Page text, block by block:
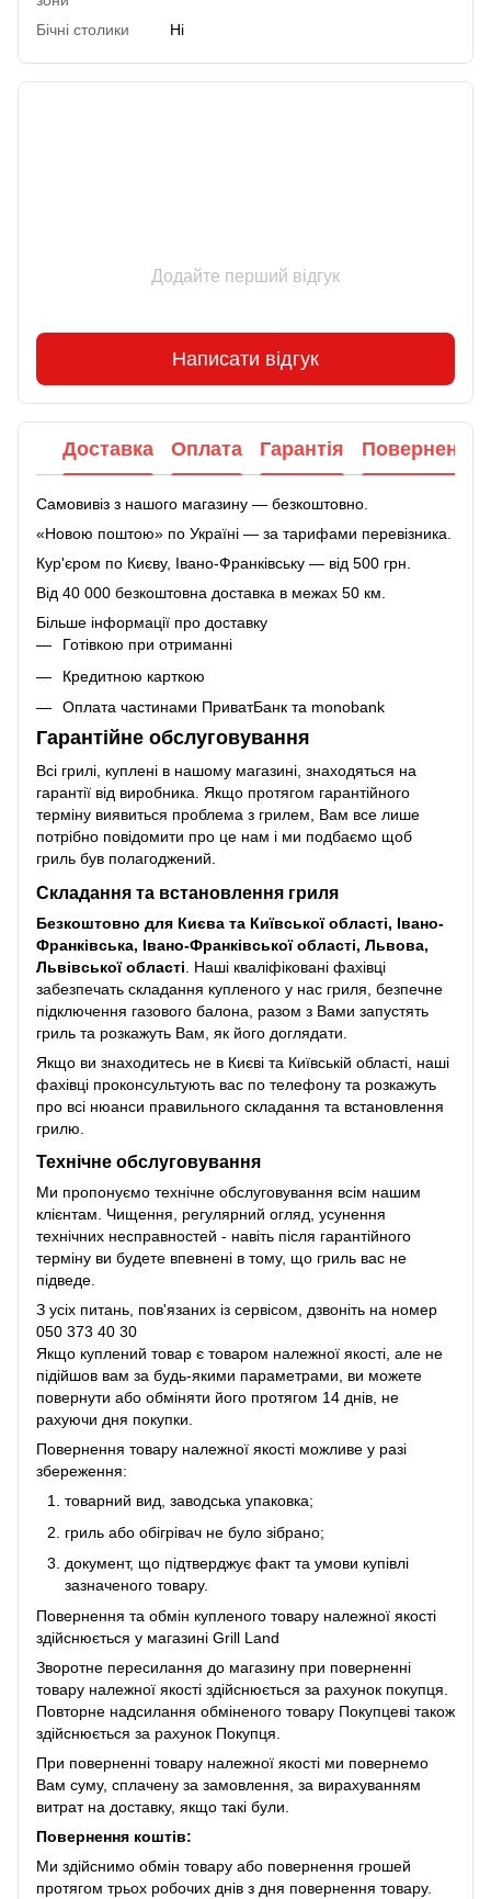
Бічні столики
Ні
Додайте перший відгук
Написати відгук
Доставка Оплата Гарантія Повернення
Самовивіз з нашого магазину — безкоштовно.
«Новою поштою» по Україні — за тарифами перевізника.
Кур'єром по Києву, Івано-Франківську — від 500 грн.
Від 40 000 безкоштовна доставка в межах 50 км.
Більше інформації про доставку
Готівкою при отриманні
Кредитною карткою
Оплата частинами ПриватБанк та monobank
Гарантійне обслуговування
Всі грилі, куплені в нашому магазині, знаходяться на
гарантії від виробника. Якщо протягом гарантійного
терміну виявиться проблема з грилем, Вам все лише
потрібно повідомити про це нам і ми подбаємо щоб
гриль був полагоджений.
Складання та встановлення гриля
Безкоштовно для Києва та Київської області, Івано-
Франківська, Івано-Франківської області, Львова,
Львівської області . Наші кваліфіковані фахівці
забезпечать складання купленого у нас гриля, безпечне
підключення газового балона, разом з Вами запустять
гриль та розкажуть Вам, як його доглядати.
Якщо ви знаходитесь не в Києві та Київській області, наші
фахівці проконсультують вас по телефону та розкажуть
про всі нюанси правильного складання та встановлення
грилю.
Технічне обслуговування
Ми пропонуємо технічне обслуговування всім нашим
клієнтам. Чищення, регулярний огляд, усунення
технічних несправностей - навіть після гарантійного
терміну ви будете впевнені в тому, що гриль вас не
підведе.
З усіх питань, пов'язаних із сервісом, дзвоніть на номер
050 373 40 30
Якщо куплений товар є товаром належної якості, але не
підійшов вам за будь-якими параметрами, ви можете
повернути або обміняти його протягом 14 днів, не
рахуючи дня покупки.
Повернення товару належної якості можливе у разі
збереження:
товарний вид, заводська упаковка;
гриль або обігрівач не було зібрано;
документ, що підтверджує факт та умови купівлі
зазначеного товару.
Повернення та обмін купленого товару належної якості
здійснюється у магазині Grill Land
Зворотне пересилання до магазину при поверненні
товару належної якості здійснюється за рахунок покупця.
Повторне надсилання обміненого товару Покупцеві також
здійснюється за рахунок Покупця.
При поверненні товару належної якості ми повернемо
Вам суму, сплачену за замовлення, за вирахуванням
витрат на доставку, якщо такі були.
Повернення коштів:
Ми здійснимо обмін товару або повернення грошей
протягом трьох робочих днів з дня повернення товару.